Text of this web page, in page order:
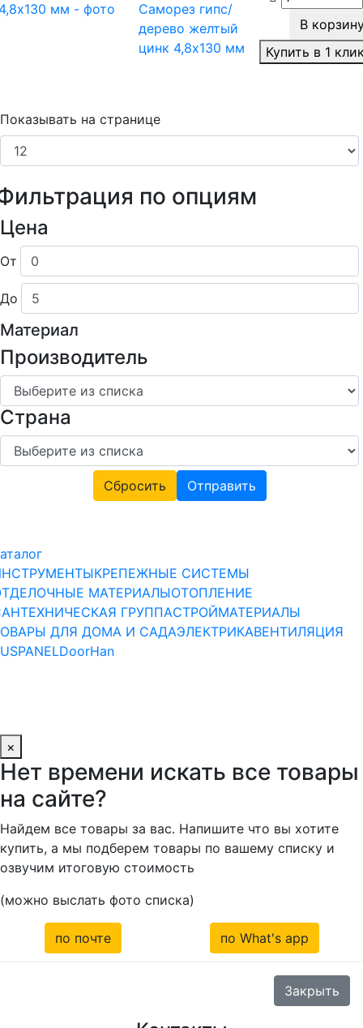
Саморез гипс/
дерево желтый
цинк 4,8х130 мм
В
Купить в 1
Показывать на странице
по опциям
Цена
От
До
Материал
Производитель
Страна
Сбросить Отправить
КРЕПЕЖНЫЕ СИСТЕМЫ
МАТЕРИАЛЫОТОПЛЕНИЕ
ГРУППАСТРОЙМАТЕРИАЛЫ
ДЛЯ ДОМА И САДАЭЛЕКТРИКАВЕНТИЛЯЦИЯ
DoorHan
×
Нет времени искать все товары
на сайте?
Найдем все товары за вас. Напишите что вы хотите
купить, а мы подберем товары по вашему списку и
озвучим итоговую стоимость
(можно выслать фото списка)
по почте по What's app
Закрыть